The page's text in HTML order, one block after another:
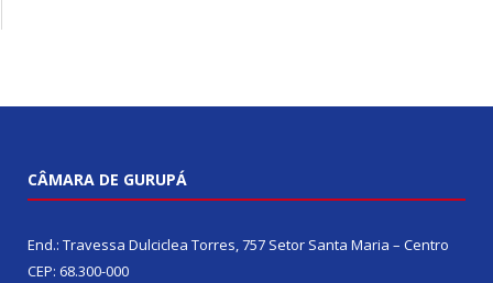
CÂMARA DE GURUPÁ
End.: Travessa Dulciclea Torres, 757 Setor Santa Maria – Centro
CEP: 68.300-000